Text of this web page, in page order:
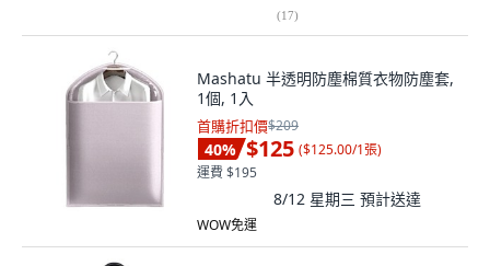
(17)
Mashatu 半透明防塵棉質衣物防塵套,
1個, 1入
首購折扣價$209
40% $125 ($125.00/1張)
運費 $195
8/12 星期三 預計送達
WOW免運